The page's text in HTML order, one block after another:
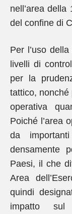
nell’area
del confine di
Per l’uso
livelli di
per la
tattico,
operativa
Poiché l’area
da
densamente
Paesi, il che
Area
quindi
impatto sul